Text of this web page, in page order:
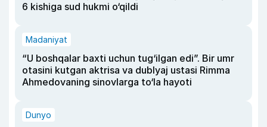
6 kishiga sud hukmi o‘qildi
Madaniyat
“U boshqalar baxti uchun tug‘ilgan edi”. Bir umr
otasini kutgan aktrisa va dublyaj ustasi Rimma
Ahmedovaning sinovlarga to‘la hayoti
Dunyo